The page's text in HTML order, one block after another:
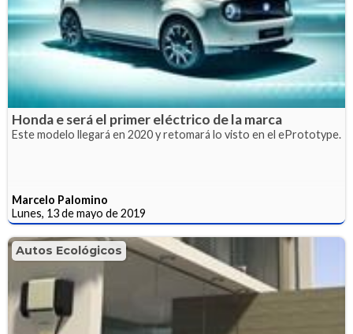
Honda e será el primer eléctrico de la marca
Este modelo llegará en 2020 y retomará lo visto en el ePrototype.
Marcelo Palomino
Lunes, 13 de mayo de 2019
Autos Ecológicos